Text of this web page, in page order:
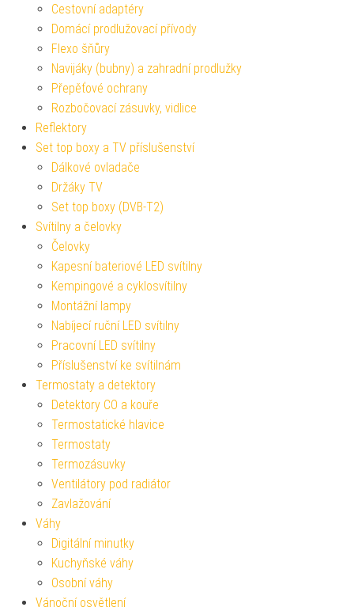
Cestovní adaptéry
Domácí prodlužovací přívody
Flexo šňůry
Navijáky (bubny) a zahradní prodlužky
Přepěťové ochrany
Rozbočovací zásuvky, vidlice
Reflektory
Set top boxy a TV příslušenství
Dálkové ovladače
Držáky TV
Set top boxy (DVB-T2)
Svítilny a čelovky
Čelovky
Kapesní bateriové LED svítilny
Kempingové a cyklosvítilny
Montážní lampy
Nabíjecí ruční LED svítilny
Pracovní LED svítilny
Příslušenství ke svítilnám
Termostaty a detektory
Detektory CO a kouře
Termostatické hlavice
Termostaty
Termozásuvky
Ventilátory pod radiátor
Zavlažování
Váhy
Digitální minutky
Kuchyňské váhy
Osobní váhy
Vánoční osvětlení